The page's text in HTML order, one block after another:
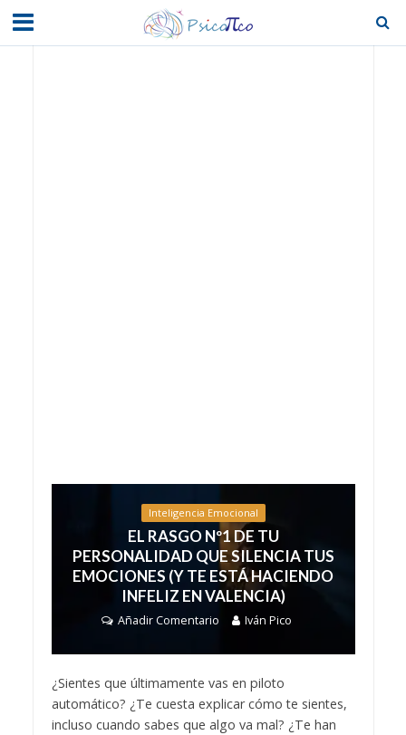
Inteligencia Emocional
EL RASGO Nº1 DE TU
PERSONALIDAD QUE SILENCIA TUS
EMOCIONES (Y TE ESTÁ HACIENDO
INFELIZ EN VALENCIA)
Añadir Comentario Iván Pico
¿Sientes que últimamente vas en piloto
automático? ¿Te cuesta explicar cómo te sientes,
incluso cuando sabes que algo va mal? ¿Te han